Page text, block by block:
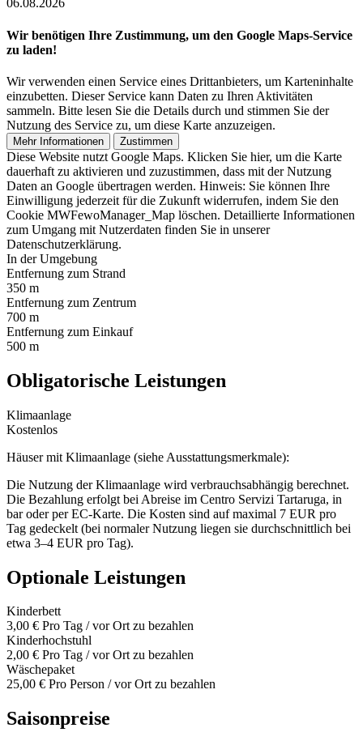
06.08.2026
Wir benötigen Ihre Zustimmung, um den Google Maps-Service
zu laden!
Wir verwenden einen Service eines Drittanbieters, um Karteninhalte
einzubetten. Dieser Service kann Daten zu Ihren Aktivitäten
sammeln. Bitte lesen Sie die Details durch und stimmen Sie der
Nutzung des Service zu, um diese Karte anzuzeigen.
Mehr Informationen Zustimmen
Diese Website nutzt Google Maps. Klicken Sie hier, um die Karte
dauerhaft zu aktivieren und zuzustimmen, dass mit der Nutzung
Daten an Google übertragen werden. Hinweis: Sie können Ihre
Einwilligung jederzeit für die Zukunft widerrufen, indem Sie den
Cookie MWFewoManager_Map löschen. Detaillierte Informationen
zum Umgang mit Nutzerdaten finden Sie in unserer
Datenschutzerklärung.
In der Umgebung
Entfernung zum Strand
350 m
Entfernung zum Zentrum
700 m
Entfernung zum Einkauf
500 m
Obligatorische Leistungen
Klimaanlage
Kostenlos
Häuser mit Klimaanlage (siehe Ausstattungsmerkmale):
Die Nutzung der Klimaanlage wird verbrauchsabhängig berechnet.
Die Bezahlung erfolgt bei Abreise im Centro Servizi Tartaruga, in
bar oder per EC-Karte. Die Kosten sind auf maximal 7 EUR pro
Tag gedeckelt (bei normaler Nutzung liegen sie durchschnittlich bei
etwa 3–4 EUR pro Tag).
Optionale Leistungen
Kinderbett
3,00 € Pro Tag / vor Ort zu bezahlen
Kinderhochstuhl
2,00 € Pro Tag / vor Ort zu bezahlen
Wäschepaket
25,00 € Pro Person / vor Ort zu bezahlen
Saisonpreise